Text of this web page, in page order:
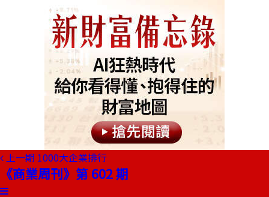
上一期 1000大企業排行
《商業周刊》第 602 期